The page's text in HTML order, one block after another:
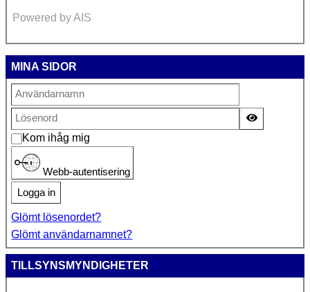
Powered by AIS
MINA SIDOR
Kom ihåg mig
Webb-autentisering
Logga in
Glömt lösenordet?
Glömt användarnamnet?
TILLSYNSMYNDIGHETER